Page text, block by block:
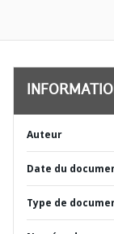
Auteur
Date du
Type de